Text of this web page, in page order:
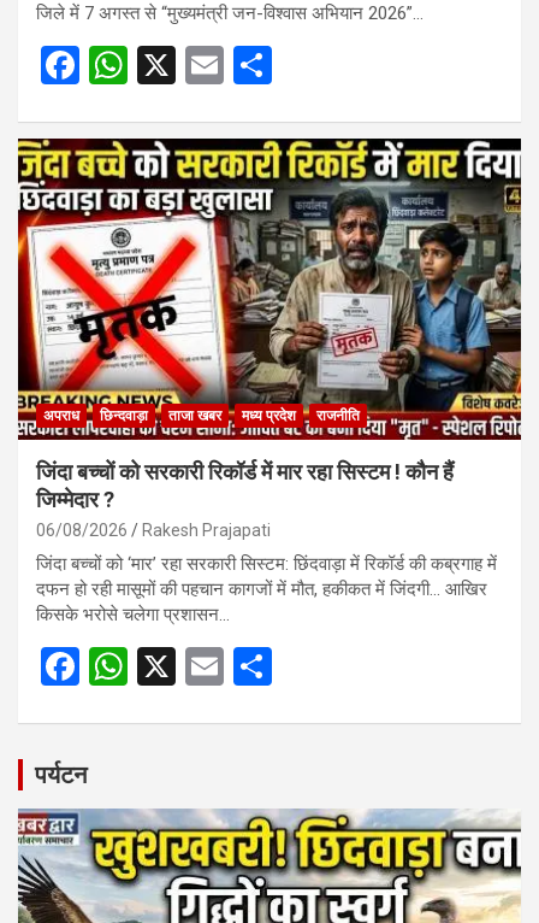
जिले में 7 अगस्त से “मुख्यमंत्री जन-विश्वास अभियान 2026”…
F
ce
b
o
o
k
W
at
s
A
p
p
X
E
ail ar
e
अपराध छिन्दवाड़ा ताजा खबर मध्य प्रदेश राजनीति
जिंदा बच्चों को सरकारी रिकॉर्ड में मार रहा सिस्टम ! कौन हैं
जिम्मेदार ?
06/08/2026 Rakesh Prajapati
जिंदा बच्चों को ‘मार’ रहा सरकारी सिस्टम: छिंदवाड़ा में रिकॉर्ड की कब्रगाह में
दफन हो रही मासूमों की पहचान कागजों में मौत, हकीकत में जिंदगी… आखिर
किसके भरोसे चलेगा प्रशासन…
F
b
o
o
k
W
A
p
p
X
E
पर्यटन